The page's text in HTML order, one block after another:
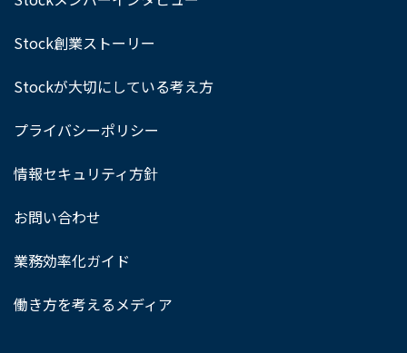
Stock創業ストーリー
Stockが大切にしている考え方
プライバシーポリシー
情報セキュリティ方針
お問い合わせ
業務効率化ガイド
働き方を考えるメディア